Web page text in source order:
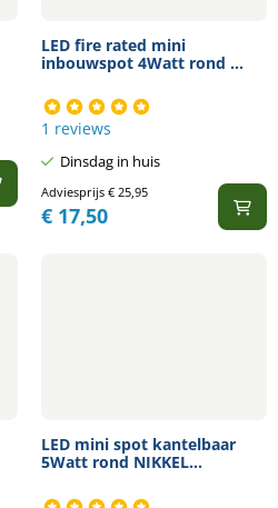
LED fire rated mini
inbouwspot 4Watt rond ...
1 reviews
Dinsdag in huis
Adviesprijs €25,95
€17,50
LED mini spot kantelbaar
5Watt rond NIKKEL...